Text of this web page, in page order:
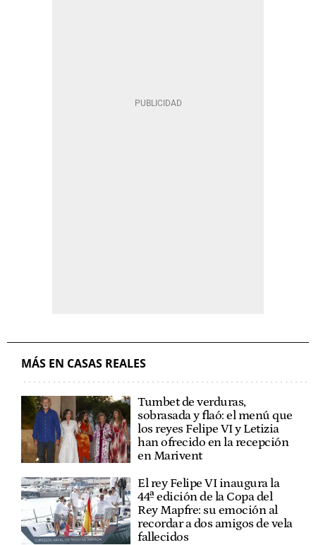
MÁS EN CASAS REALES
Tumbet de verduras,
sobrasada y flaó: el menú que
los reyes Felipe VI y Letizia
han ofrecido en la recepción
en Marivent
El rey Felipe VI inaugura la
44ª edición de la Copa del
Rey Mapfre: su emoción al
recordar a dos amigos de vela
fallecidos